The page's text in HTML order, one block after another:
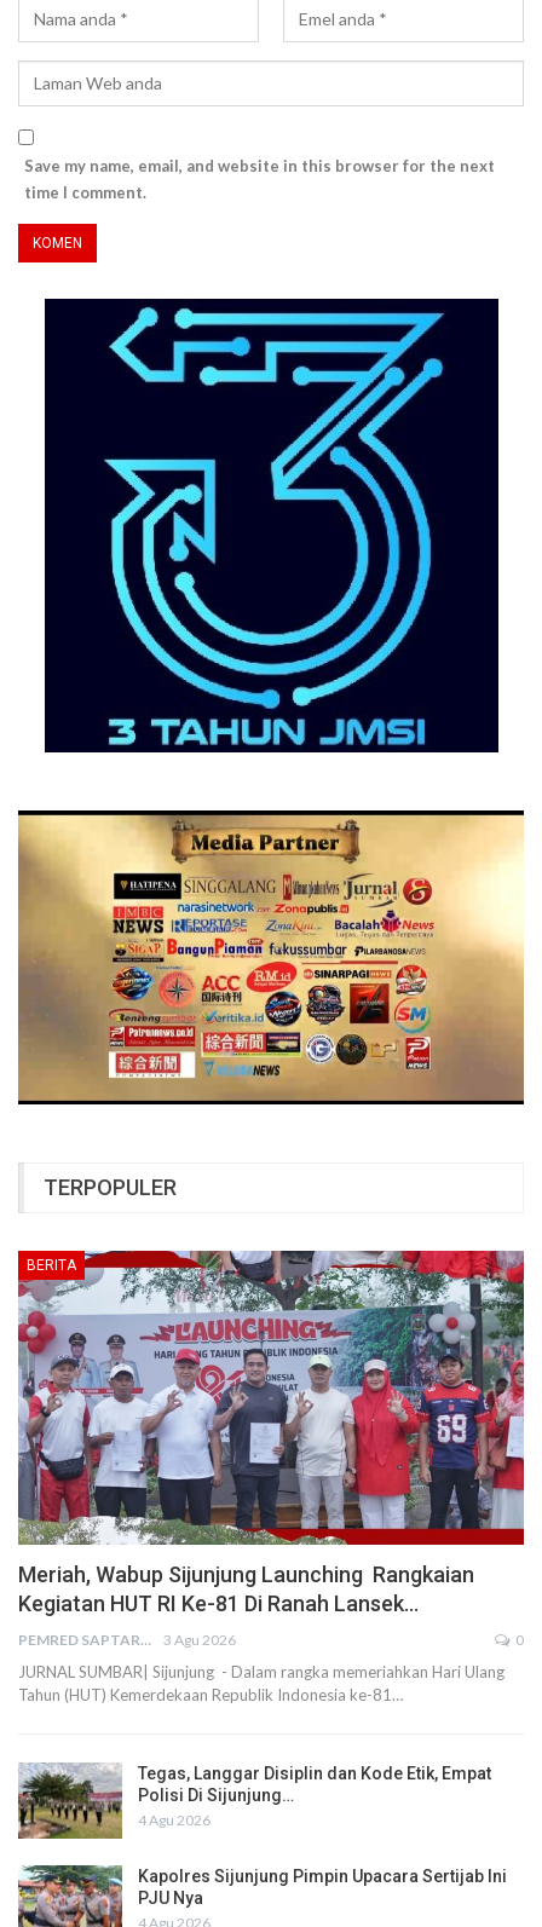
Save my name, email, and website in this browser for the next
time I comment.
TERPOPULER
BERITA
Meriah, Wabup Sijunjung Launching Rangkaian
Kegiatan HUT RI Ke-81 Di Ranah Lansek…
PEMRED SAPTARIUS 3 Agu 2026 0
JURNAL SUMBAR| Sijunjung - Dalam rangka memeriahkan Hari Ulang
Tahun (HUT) Kemerdekaan Republik Indonesia ke-81…
Tegas, Langgar Disiplin dan Kode Etik, Empat
Polisi Di Sijunjung…
4 Agu 2026
Kapolres Sijunjung Pimpin Upacara Sertijab Ini
PJU Nya
4 Agu 2026